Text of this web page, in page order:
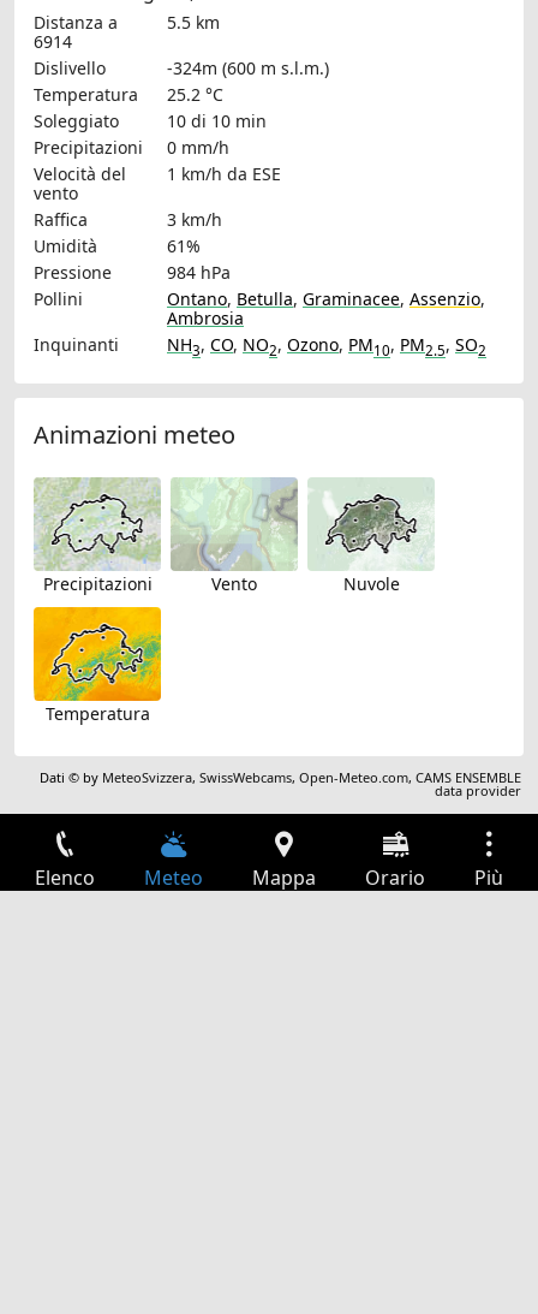
Distanza a
6914
5.5 km
Dislivello
-324m (600 m s.l.m.)
Temperatura
25.2 °C
Soleggiato
10 di 10 min
Precipitazioni
0 mm/h
Velocità del
vento
1 km/h da ESE
Raffica
3 km/h
Umidità
61%
Pressione
984 hPa
Pollini
Ontano, Betulla, Graminacee, Assenzio,
Ambrosia
Inquinanti
NH3, CO, NO2, Ozono, PM10, PM2.5, SO2
Animazioni meteo
Precipitazioni Vento Nuvole
Temperatura
Dati © by MeteoSvizzera,SwissWebcams,Open-Meteo.com,CAMS ENSEMBLE
data provider
Elenco Meteo Mappa Orario Più